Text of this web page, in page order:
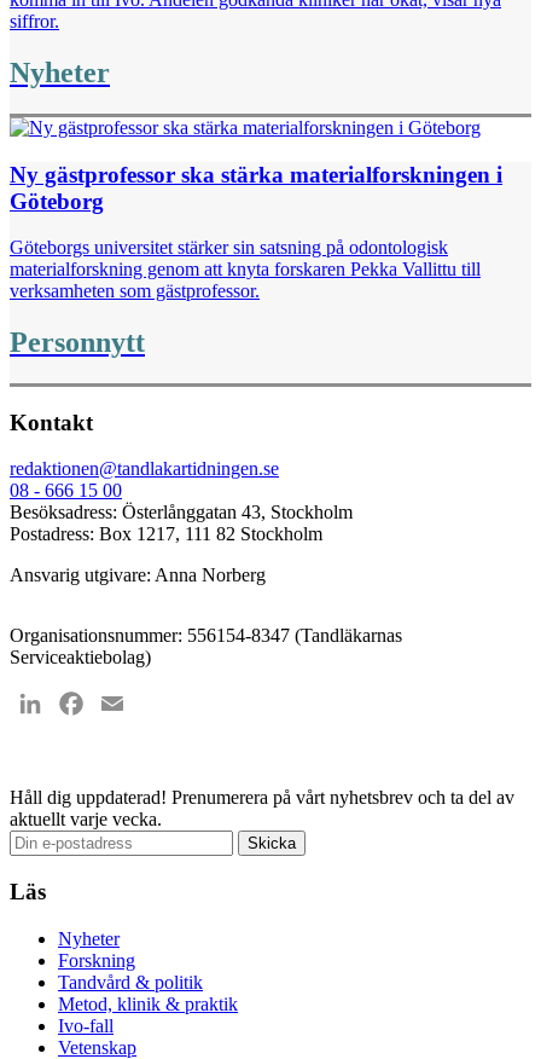
Val 2026
siffror.
Nyheter
Ny gästprofessor ska stärka materialforskningen i
Göteborg
Göteborgs universitet stärker sin satsning på odontologisk
materialforskning genom att knyta forskaren Pekka Vallittu till
verksamheten som gästprofessor.
Personnytt
Kontakt
redaktionen@tandlakartidningen.se
08 - 666 15 00
Besöksadress: Österlånggatan 43, Stockholm
Postadress: Box 1217, 111 82 Stockholm
Ansvarig utgivare: Anna Norberg
Organisationsnummer: 556154-8347 (Tandläkarnas
Serviceaktiebolag)
LinkedInFacebook
Håll dig uppdaterad! Prenumerera på vårt nyhetsbrev och ta del av
aktuellt varje vecka.
Läs
Nyheter
Forskning
Tandvård & politik
Metod, klinik & praktik
Ivo-fall
Vetenskap